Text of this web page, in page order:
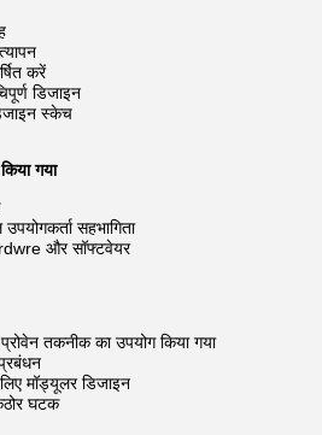
करें
डिजाइन
स्केच
गया
सहभागिता
और सॉफ्टवेयर
तकनीक का उपयोग किया गया
मॉड्यूलर डिजाइन
घटक